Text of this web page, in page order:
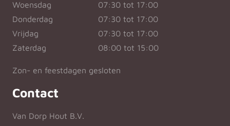
Woensdag
07:30 tot 17:00
Donderdag
07:30 tot 17:00
Vrijdag
07:30 tot 17:00
Zaterdag
08:00 tot 15:00
Zon- en feestdagen gesloten
Contact
Van Dorp Hout B.V.